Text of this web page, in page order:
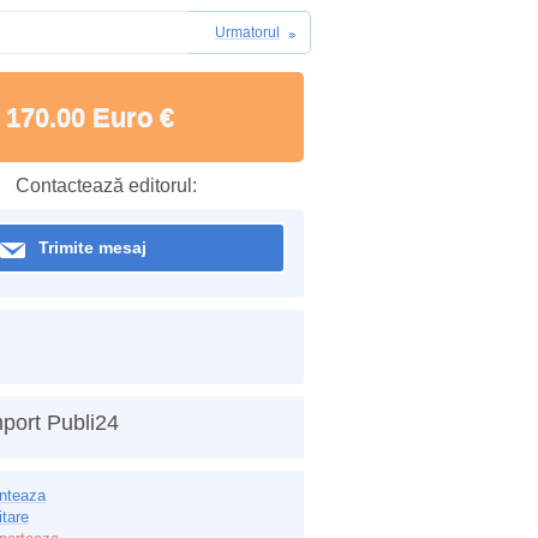
Urmatorul
170.00 Euro €
Contactează editorul:
Trimite mesaj
Publi24